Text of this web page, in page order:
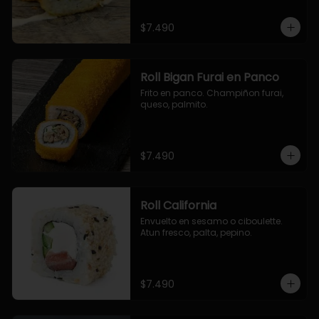
$7.490
Roll Bigan Furai en Panco
Frito en panco. Champiñon furai,
queso, palmito.
$7.490
Roll California
Envuelto en sesamo o ciboulette.
Atun fresco, palta, pepino.
$7.490